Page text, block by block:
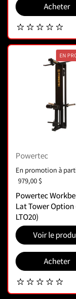
Acheter
Powertec
Prix :
En promotion à
979,00 $
Powertec
Lat Tower Option
LTO20)
Voir le
Acheter
EN